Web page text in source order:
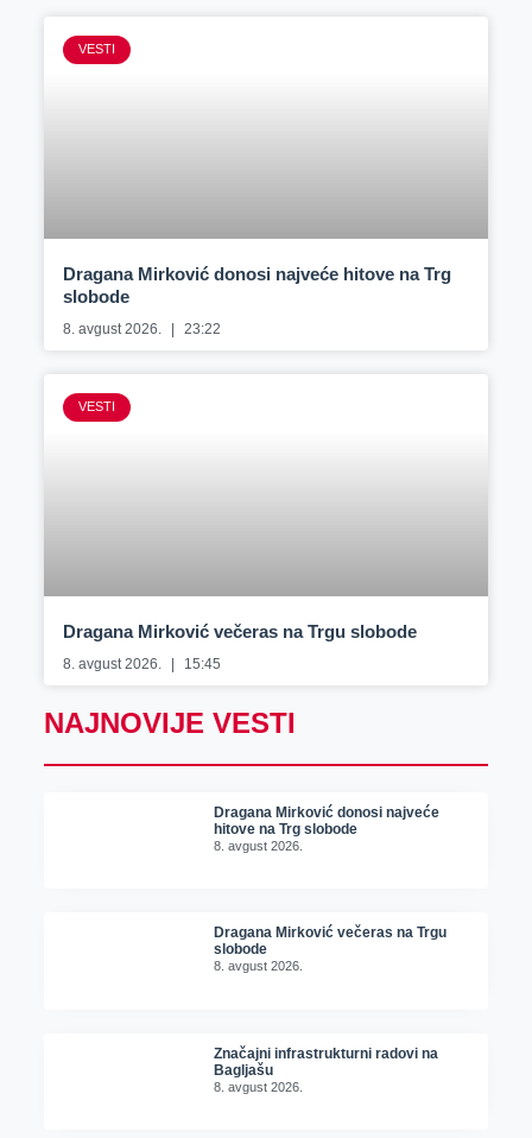
VESTI
Dragana Mirković donosi najveće hitove na Trg
slobode
8. avgust 2026. 23:22
VESTI
Dragana Mirković večeras na Trgu slobode
8. avgust 2026. 15:45
NAJNOVIJE VESTI
Dragana Mirković donosi najveće
hitove na Trg slobode
8. avgust 2026.
Dragana Mirković večeras na Trgu
slobode
8. avgust 2026.
Značajni infrastrukturni radovi na
Bagljašu
8. avgust 2026.